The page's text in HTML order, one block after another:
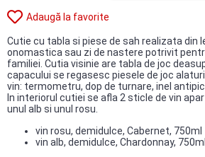
Adaugă la favorite
Cutie cu tabla si piese de sah realizata din
onomastica sau zi de nastere potrivit
familiei. Cutia visinie are tabla de joc
capacului se regasesc piesele de joc
vin: termometru, dop de turnare, inel
In interiorul cutiei se afla 2 sticle de vin
unul alb si unul rosu.
vin rosu, demidulce, Cabernet, 750ml
vin alb, demidulce, Chardonnay, 750ml